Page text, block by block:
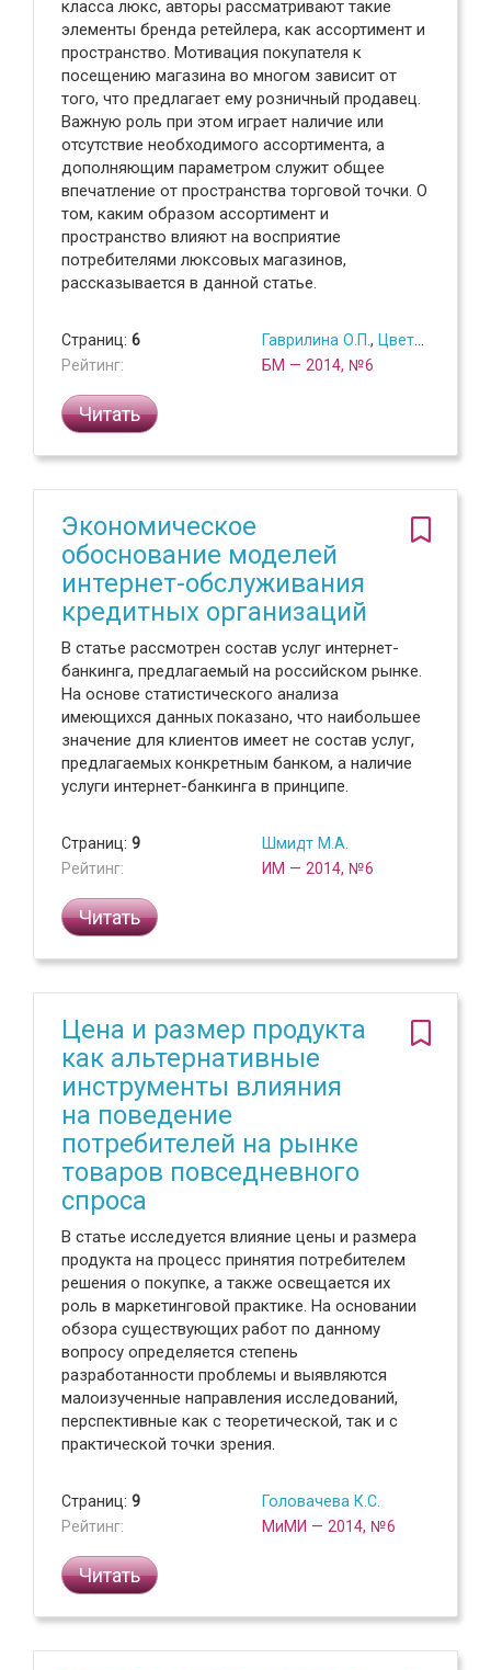
класса люкс, авторы рассматривают такие
элементы бренда ретейлера, как ассортимент и
пространство. Мотивация покупателя к
посещению магазина во многом зависит от
того, что предлагает ему розничный продавец.
Важную роль при этом играет наличие или
отсутствие необходимого ассортимента, а
дополняющим параметром служит общее
впечатление от пространства торговой точки. О
том, каким образом ассортимент и
пространство влияют на восприятие
потребителями люксовых магазинов,
рассказывается в данной статье.
Страниц: 6
Рейтинг:
Гаврилина О.П. , Цветкова А.Б.
БМ — 2014, №6
Читать
Экономическое
обоснование моделей
интернет-обслуживания
кредитных организаций
В статье рассмотрен состав услуг интернет-
банкинга, предлагаемый на российском рынке.
На основе статистического анализа
имеющихся данных показано, что наибольшее
значение для клиентов имеет не состав услуг,
предлагаемых конкретным банком, а наличие
услуги интернет-банкинга в принципе.
Страниц: 9
Рейтинг:
Шмидт М.А.
ИМ — 2014, №6
Читать
Цена и размер продукта
как альтернативные
инструменты влияния
на поведение
потребителей на рынке
товаров повседневного
спроса
В статье исследуется влияние цены и размера
продукта на процесс принятия потребителем
решения о покупке, а также освещается их
роль в маркетинговой практике. На основании
обзора существующих работ по данному
вопросу определяется степень
разработанности проблемы и выявляются
малоизученные направления исследований,
перспективные как с теоретической, так и с
практической точки зрения.
Страниц: 9
Рейтинг:
Головачева К.С.
МиМИ — 2014, №6
Читать